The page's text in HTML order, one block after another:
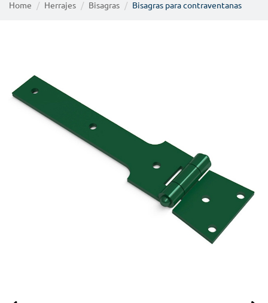
Home Herrajes Bisagras Bisagras para contraventanas